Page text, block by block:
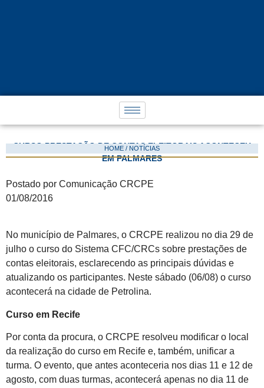
CURSO PRESTAÇÃO DE CONTAS ELEITORAIS ACONTECEU
EM PALMARES
HOME / NOTÍCIAS
Postado por Comunicação CRCPE
01/08/2016
No município de Palmares, o CRCPE realizou no dia 29 de
julho o curso do Sistema CFC/CRCs sobre prestações de
contas eleitorais, esclarecendo as principais dúvidas e
atualizando os participantes. Neste sábado (06/08) o curso
acontecerá na cidade de Petrolina.
Curso em Recife
Por conta da procura, o CRCPE resolveu modificar o local
da realização do curso em Recife e, também, unificar a
turma. O evento, que antes aconteceria nos dias 11 e 12 de
agosto, com duas turmas, acontecerá apenas no dia 11 de